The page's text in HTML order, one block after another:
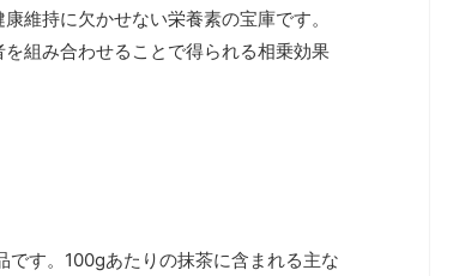
維持に欠かせない栄養素の宝庫です。
組み合わせることで得られる相乗効果
す。100gあたりの抹茶に含まれる主な